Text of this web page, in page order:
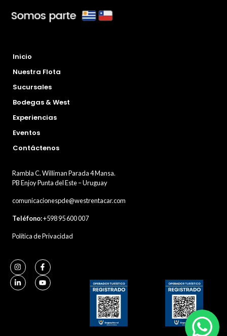
Inicio
Nuestra Flota
Sucursales
Bodegas & West
Experiencias
Eventos
Contáctenos
Rambla C. Williman Parada 4 Mansa.
PB Enjoy Punta del Este – Uruguay
comunicacionespde@westrentacar.com
Teléfono:+598 95 600 007
Política de Privacidad